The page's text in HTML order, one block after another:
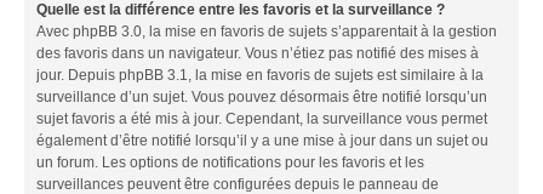
Quelle est la différence entre les favoris et la surveillance ?
Avec phpBB 3.0, la mise en favoris de sujets s’apparentait à la gestion
des favoris dans un navigateur. Vous n’étiez pas notifié des mises à
jour. Depuis phpBB 3.1, la mise en favoris de sujets est similaire à la
surveillance d’un sujet. Vous pouvez désormais être notifié lorsqu’un
sujet favoris a été mis à jour. Cependant, la surveillance vous permet
également d’être notifié lorsqu’il y a une mise à jour dans un sujet ou
un forum. Les options de notifications pour les favoris et les
surveillances peuvent être configurées depuis le panneau de